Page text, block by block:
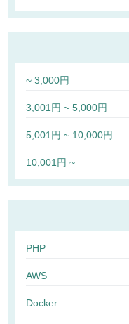
~ 3,000円
3,001円 ~ 5,000円
5,001円 ~ 10,000円
10,001円 ~
PHP
AWS
Docker